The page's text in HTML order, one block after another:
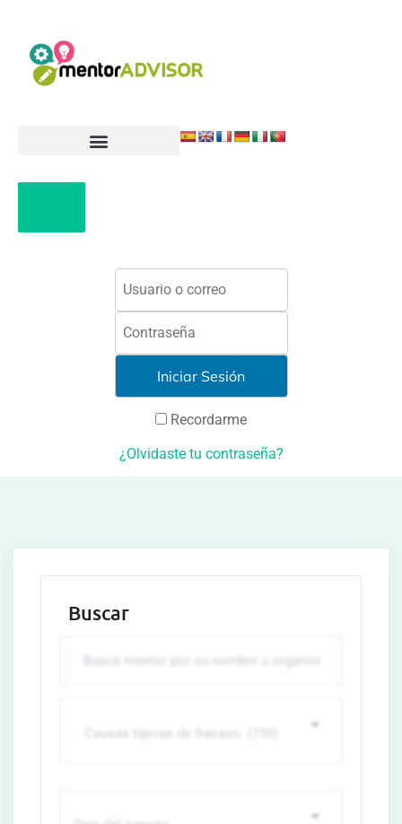
Recordarme
¿Olvidaste tu contraseña?
Buscar